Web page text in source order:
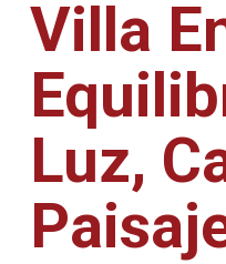
Villa
Luz,